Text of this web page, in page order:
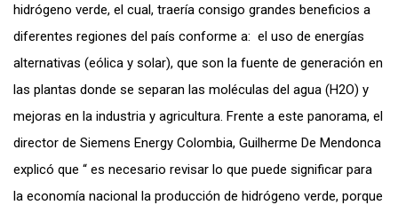
hidrógeno verde, el cual, traería consigo grandes beneficios a
diferentes regiones del país conforme a: el uso de energías
alternativas (eólica y solar), que son la fuente de generación en
las plantas donde se separan las moléculas del agua (H2O) y
mejoras en la industria y agricultura. Frente a este panorama, el
director de Siemens Energy Colombia, Guilherme De Mendonca
explicó que “ es necesario revisar lo que puede significar para
la economía nacional la producción de hidrógeno verde, porque